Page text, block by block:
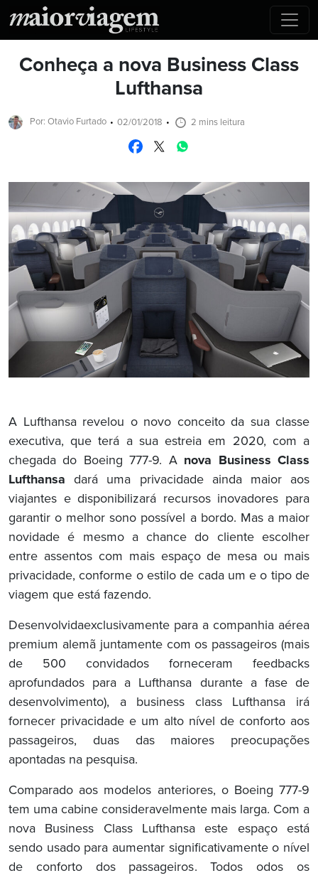
Conheça a nova Business Class
Lufthansa
Por: Otavio Furtado 02/01/2018 2 mins leitura
A Lufthansa revelou o novo conceito da sua classe
executiva, que terá a sua estreia em 2020, com a
chegada do Boeing 777-9. A nova Business Class
Lufthansa dará uma privacidade ainda maior aos
viajantes e disponibilizará recursos inovadores para
garantir o melhor sono possível a bordo. Mas a maior
novidade é mesmo a chance do cliente escolher
entre assentos com mais espaço de mesa ou mais
privacidade, conforme o estilo de cada um e o tipo de
viagem que está fazendo.
Desenvolvidaexclusivamente para a companhia aérea
premium alemã juntamente com os passageiros (mais
de 500 convidados forneceram feedbacks
aprofundados para a Lufthansa durante a fase de
desenvolvimento), a business class Lufthansa irá
fornecer privacidade e um alto nível de conforto aos
passageiros, duas das maiores preocupações
apontadas na pesquisa.
Comparado aos modelos anteriores, o Boeing 777-9
tem uma cabine consideravelmente mais larga. Com a
nova Business Class Lufthansa este espaço está
sendo usado para aumentar significativamente o nível
de conforto dos passageiros. Todos odos os